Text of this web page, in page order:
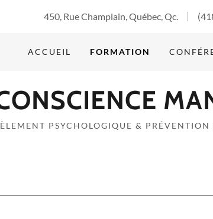
450, Rue Champlain, Québec, Qc.
ACCUEIL FORMATION
PSYCHOLOGIQUE &